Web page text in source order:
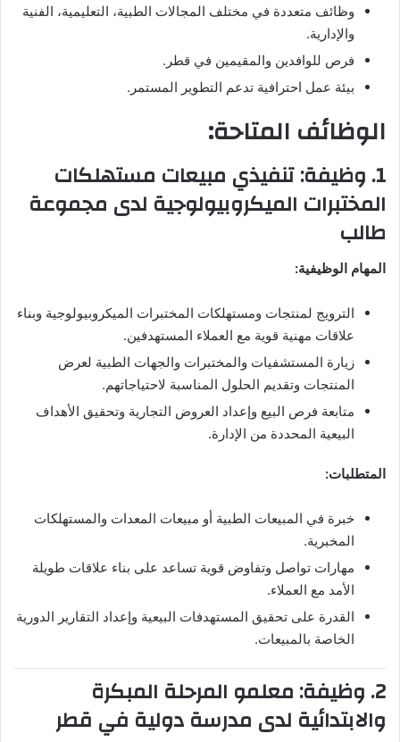
وظائف متعددة في مختلف المجالات الطبية، التعليمية، الفنية
والإدارية.
فرص للوافدين والمقيمين في قطر.
بيئة عمل احترافية تدعم التطوير المستمر.
الوظائف المتاحة:
1. وظيفة: تنفيذي مبيعات مستهلكات
المختبرات الميكروبيولوجية لدى مجموعة
طالب
المهام الوظيفية:
الترويج لمنتجات ومستهلكات المختبرات الميكروبيولوجية وبناء
علاقات مهنية قوية مع العملاء المستهدفين.
زيارة المستشفيات والمختبرات والجهات الطبية لعرض
المنتجات وتقديم الحلول المناسبة لاحتياجاتهم.
متابعة فرص البيع وإعداد العروض التجارية وتحقيق الأهداف
البيعية المحددة من الإدارة.
المتطلبات:
خبرة في المبيعات الطبية أو مبيعات المعدات والمستهلكات
المخبرية.
مهارات تواصل وتفاوض قوية تساعد على بناء علاقات طويلة
الأمد مع العملاء.
القدرة على تحقيق المستهدفات البيعية وإعداد التقارير الدورية
الخاصة بالمبيعات.
2. وظيفة: معلمو المرحلة المبكرة
والابتدائية لدى مدرسة دولية في قطر